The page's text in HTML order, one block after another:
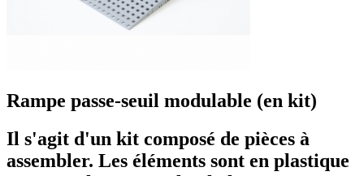
Rampe passe-seuil modulable (en kit)
Il s'agit d'un kit composé de pièces à
assembler. Les éléments sont en plastique